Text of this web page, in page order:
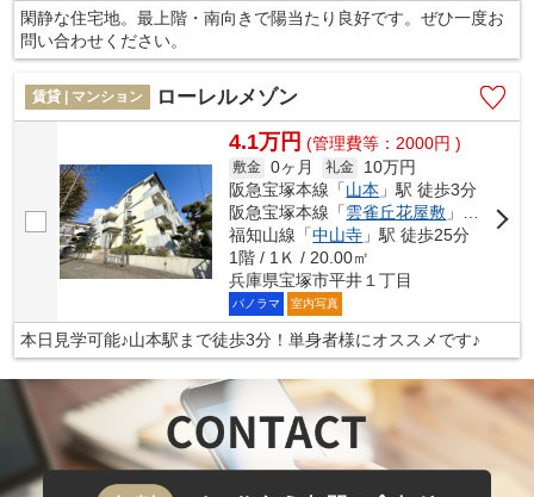
閑静な住宅地。最上階・南向きで陽当たり良好です。ぜひ一度お
問い合わせください。
賃貸 | マンション ローレルメゾン
4.1万円 (管理費等：2000円 )
敷金 0ヶ月 礼金
10万円
阪急宝塚本線「山本 」駅 徒歩3分
阪急宝塚本線「雲雀丘花屋敷 」駅 徒歩24分
福知山線「中山寺 」駅 徒歩25分
1階 / 1Ｋ / 20.00㎡
兵庫県宝塚市平井１丁目
パノラマ 室内写真
本日見学可能♪山本駅まで徒歩3分！単身者様にオススメです♪